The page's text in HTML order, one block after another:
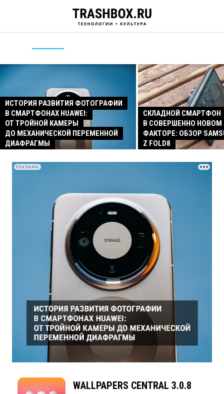
ИСТОРИЯ РАЗВИТИЯ ФОТОГРАФИИ
В СМАРТФОНАХ HUAWEI:
ОТ ТРОЙНОЙ КАМЕРЫ
ДО МЕХАНИЧЕСКОЙ ПЕРЕМЕННОЙ
ДИАФРАГМЫ
СКЛАДНОЙ СМАРТФОН
В СОВЕРШЕННО
ФАКТОРЕ: ОБЗОР
Z FOLD8
РЕКЛАМА
WALLPAPERS CENTRAL 3.0.8